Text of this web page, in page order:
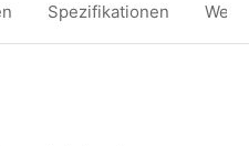
Spezifikationen